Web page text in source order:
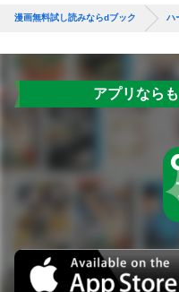
漫画無料試し読みならdブック ハ
アプリなら